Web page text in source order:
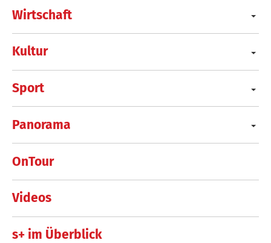
Wirtschaft
Kultur
Sport
Panorama
OnTour
Videos
s+ im Überblick